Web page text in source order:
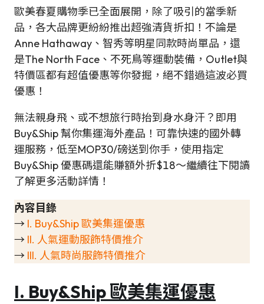
歐美春夏購物季已全面展開，除了吸引的當季新
品，各大品牌更紛紛推出超強清貨折扣！不論是
Anne Hathaway、智秀等明星同款時尚單品，還
是The North Face、不死鳥等運動裝備，Outlet與
特價區都有超值優惠等你發掘，絕不錯過這波必買
優惠！
無法親身飛、或不想旅行時抬到身水身汗？即用
Buy&Ship 幫你集運海外產品！可靠快速的國外轉
運服務，低至MOP30/磅送到你手，使用指定
Buy&Ship 優惠碼還能賺額外折$18～繼續往下閱讀
了解更多活動詳情！
內容目錄
→ I. Buy&Ship 歐美集運優惠
→ II. 人氣運動服飾特價推介
→ III. 人氣時尚服飾特價推介
I. Buy&Ship 歐美集運優惠